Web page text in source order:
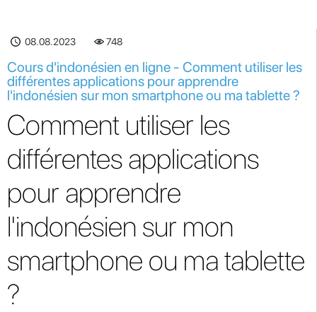
08.08.2023 748
Cours d'indonésien en ligne - Comment utiliser les
différentes applications pour apprendre
l'indonésien sur mon smartphone ou ma tablette ?
Comment utiliser les
différentes applications
pour apprendre
l'indonésien sur mon
smartphone ou ma tablette
?